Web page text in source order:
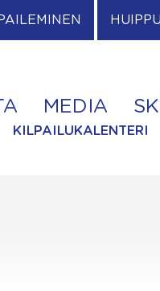
MEDIA
KILPAILUKALENTERI